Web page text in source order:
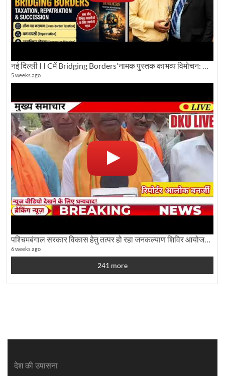
नई दिल्ली I I Cमें Bridging Borders'नामक पुस्तक काभव्य विमोचन: Dku ब्यूरो चीफ की ग्राउंड रिपोर्टिंग
5 weeks ago
पश्चिमबंगाल सरकार विकास हेतु तत्पर हो रहा जनकल्याण शिविर आयोजन:कृषि मंत्री दूध कुमार मंडल से बातचीत
6 weeks ago
241 more
देश की उपासना